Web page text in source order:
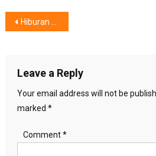
Post
Hiburan di Rumah Bukan Lagi Tontonan Biasa. Ketika Hadirkan Televisi “Pilihan”……
Leave a Reply
Your email address will not be
marked *
Comment*